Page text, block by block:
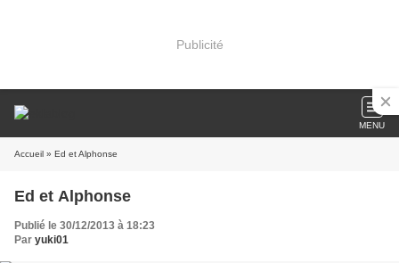
Publicité
MENU
Accueil » Ed et Alphonse
Ed et Alphonse
Publié le 30/12/2013 à 18:23
Par yuki01